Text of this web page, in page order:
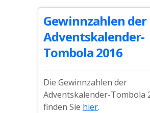
Gewinnzahlen der
Adventskalender-
Tombola 2016
Die Gewinnzahlen der
Adventskalender-Tombola
finden Sie hier.